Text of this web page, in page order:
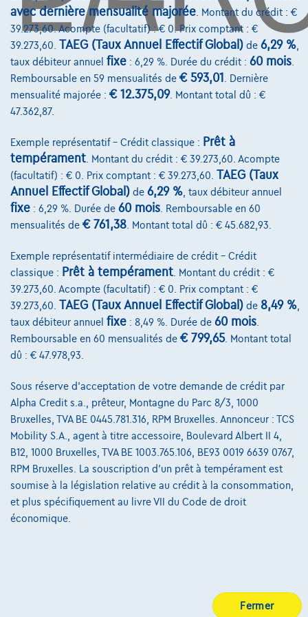
avec dernière mensualité majorée. Montant du crédit : €
39.273,60. Acompte (facultatif) : € 0. Prix comptant : €
39.273,60.
TAEG (Taux Annuel Effectif Global) de 6,29 %,
taux débiteur annuel fixe : 6,29 %. Durée du crédit : 60 mois.
Remboursable en 59 mensualités de € 593,01 . Dernière
mensualité majorée : € 12.375,09. Montant total dû : €
47.362,87.
Exemple représentatif – Crédit classique : Prêt à
tempérament . Montant du crédit : € 39.273,60. Acompte
(facultatif) : € 0. Prix comptant : € 39.273,60. TAEG (Taux
Annuel Effectif Global) de 6,29 % , taux débiteur annuel
fixe : 6,29 %. Durée de 60 mois . Remboursable en 60
mensualités de € 761,38 . Montant total dû : € 45.682,93.
Exemple représentatif intermédiaire de crédit – Crédit
classique : Prêt à tempérament . Montant du crédit : €
39.273,60. Acompte (facultatif) : € 0. Prix comptant : €
39.273,60. TAEG (Taux Annuel Effectif Global) de 8,49 %
taux débiteur annuel fixe : 8,49 %. Durée de 60 mois
Remboursable en 60 mensualités de € 799,65. Montant total
dû : € 47.978,93.
Sous réserve d'acceptation de votre demande de crédit par
Alpha Credit s.a., prêteur, Montagne du Parc 8/3, 1000
Bruxelles, TVA BE 0445.781.316, RPM Bruxelles. Annonceur : TCS
Mobility S.A., agent à titre accessoire, Boulevard Albert II 4,
B12, 1000 Bruxelles, TVA BE 1003.765.106, BE93 0019 6639 0767,
RPM Bruxelles. La souscription d'un prêt à tempérament est
soumise à la législation relative au crédit à la consommation,
et plus spécifiquement au livre VII du Code de droit
économique.
Fermer
Assurance auto
Leasing
Sur Nous
Devenez client
Qui nous sommes
Charte de qualité
Nos dealers
Nos partenaires
Contact
@2024 TCS Mobility SA/NV Copyright
Conditions Générales
Conditions d'assistance
Protection Des Données
Politique Des Cookies
Charte de qualité
Login